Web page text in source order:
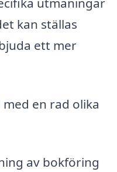
kan ställas
ett mer
en rad olika
av bokföring